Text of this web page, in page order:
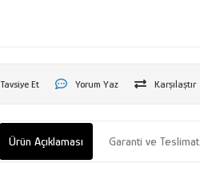
Tavsiye Et Yorum Yaz Karşılaştır
Ürün Açıklaması Garanti ve Teslimat